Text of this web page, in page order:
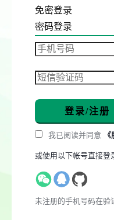
免密登录
密码登录
登录/注册
我已阅读并同意
或使用以下帐号直接登
未注册的手机号码在验